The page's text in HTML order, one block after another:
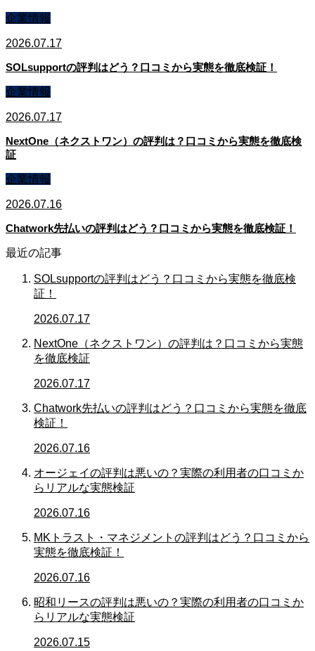
企業情報
2026.07.17
SOLsupportの評判はどう？口コミから実態を徹底検証！
企業情報
2026.07.17
NextOne（ネクストワン）の評判は？口コミから実態を徹底検
証
企業情報
2026.07.16
Chatwork先払いの評判はどう？口コミから実態を徹底検証！
最近の記事
SOLsupportの評判はどう？口コミから実態を徹底検
証！
2026.07.17
NextOne（ネクストワン）の評判は？口コミから実態
を徹底検証
2026.07.17
Chatwork先払いの評判はどう？口コミから実態を徹底
検証！
2026.07.16
オージェイの評判は悪いの？実際の利用者の口コミか
らリアルな実態検証
2026.07.16
MKトラスト・マネジメントの評判はどう？口コミから
実態を徹底検証！
2026.07.16
昭和リースの評判は悪いの？実際の利用者の口コミか
らリアルな実態検証
2026.07.15